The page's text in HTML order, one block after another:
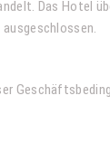
Das Hotel